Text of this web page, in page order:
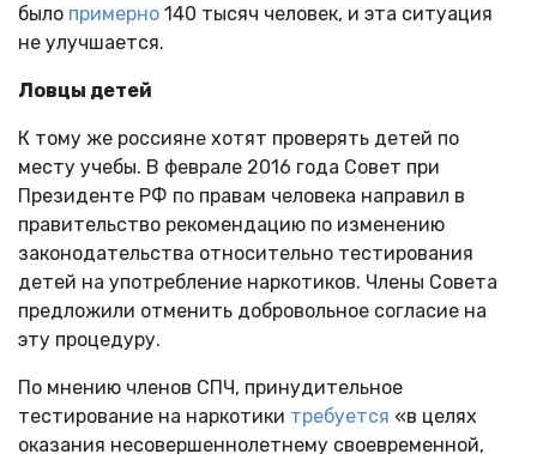
было примерно 140 тысяч человек, и эта ситуация
не улучшается.
Ловцы детей
К тому же россияне хотят проверять детей по
месту учебы. В феврале 2016 года Совет при
Президенте РФ по правам человека направил в
правительство рекомендацию по изменению
законодательства относительно тестирования
детей на употребление наркотиков. Члены Совета
предложили отменить добровольное согласие на
эту процедуру.
По мнению членов СПЧ, принудительное
тестирование на наркотики требуется «в целях
оказания несовершеннолетнему своевременной,